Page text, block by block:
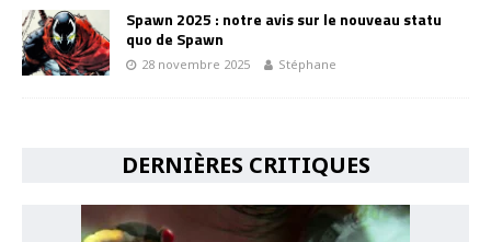
Spawn 2025 : notre avis sur le nouveau statu
quo de Spawn
28 novembre 2025 Stéphane
DERNIÈRES CRITIQUES